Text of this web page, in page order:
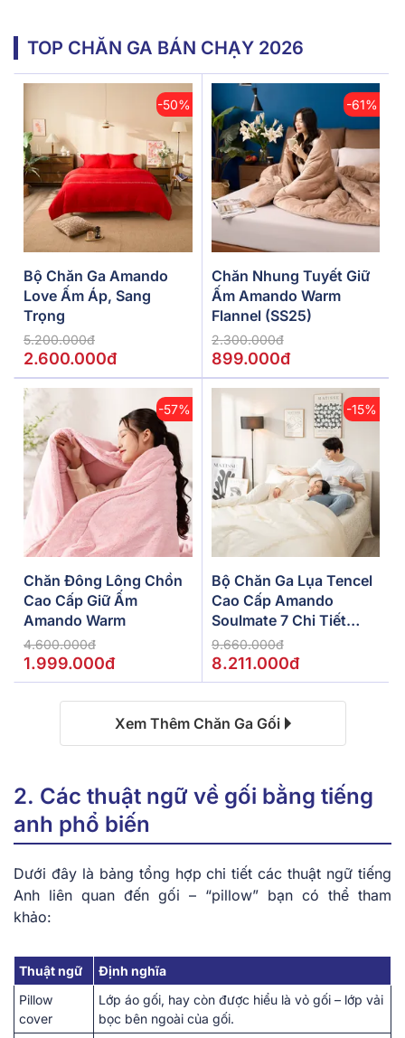
TOP CHĂN GA BÁN CHẠY 2026
-50%
Bộ Chăn Ga Amando
Love Ấm Áp, Sang
Trọng
5.200.000đ
2.600.000đ
-61%
Chăn Nhung Tuyết Giữ
Ấm Amando Warm
Flannel (SS25)
2.300.000đ
899.000đ
-57%
Chăn Đông Lông Chồn
Cao Cấp Giữ Ấm
Amando Warm
4.600.000đ
1.999.000đ
-15%
Bộ Chăn Ga Lụa Tencel
Cao Cấp Amando
Soulmate 7 Chi Tiết
Màu Kem
9.660.000đ
8.211.000đ
Xem Thêm Chăn Ga Gối
2. Các thuật ngữ về gối bằng tiếng
anh phổ biến
Dưới đây là bảng tổng hợp chi tiết các thuật ngữ tiếng
Anh liên quan đến gối – “pillow” bạn có thể tham
khảo:
Thuật ngữ
Định nghĩa
Pillow
cover
Lớp áo gối, hay còn được hiểu là vỏ gối – lớp vải
bọc bên ngoài của gối.